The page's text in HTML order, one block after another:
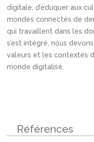
digitale, d’éduquer aux
mondes connectés de
qui travaillent dans les
s’est intégré, nous
valeurs et les contextes
monde digitalisé.
Références